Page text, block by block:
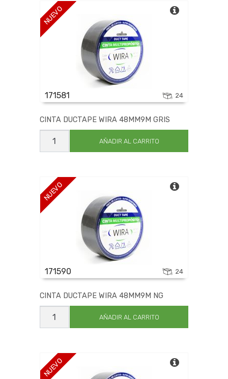
NUEVO
171581 24
CINTA DUCTAPE WIRA 48MM9M GRIS
CINTA
DUCTAPE
WIRA
AÑADIR AL CARRITO
NUEVO
171590 24
CINTA DUCTAPE WIRA 48MM9M NG
CINTA
DUCTAPE
WIRA
AÑADIR AL CARRITO
NUEVO